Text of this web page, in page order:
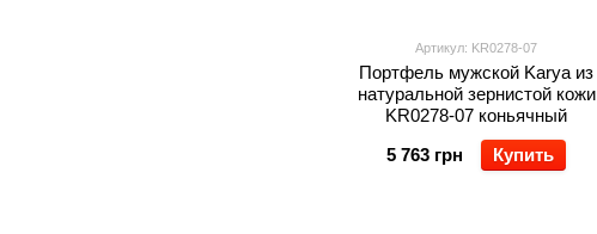
Артикул: KR0278-07
Портфель мужской Karya из
натуральной зернистой кожи
KR0278-07 коньячный
5 763 грн
Купить